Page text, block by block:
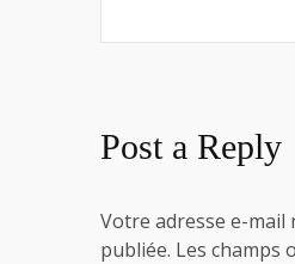
Post a Reply
Votre adresse e-mail
publiée. Les champs